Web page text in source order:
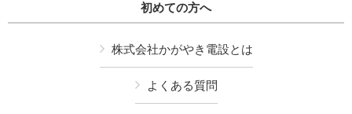
初めての方へ
株式会社かがやき電設とは
よくある質問